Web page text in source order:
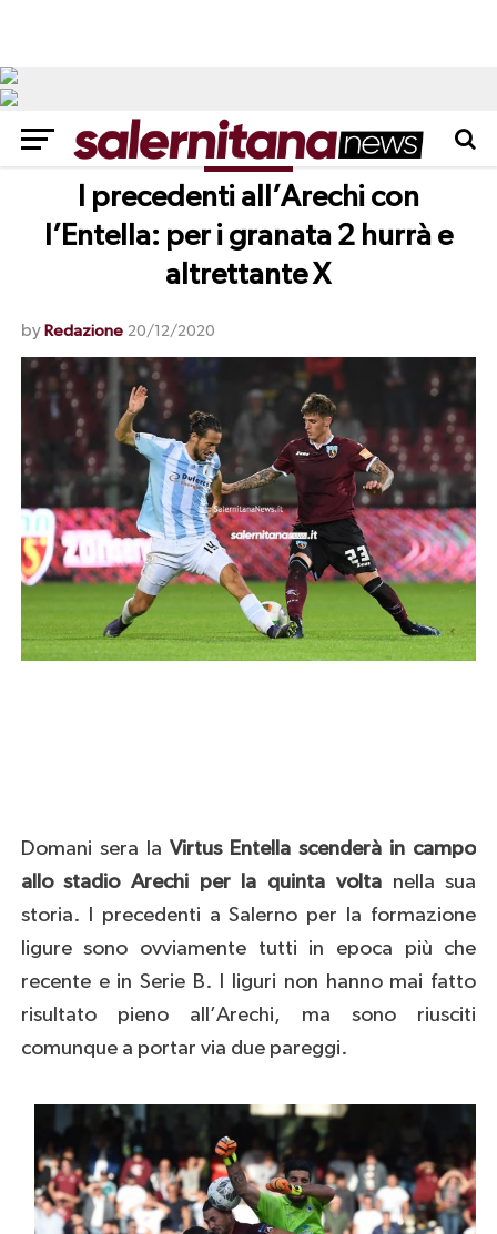
NEWS
I precedenti all’Arechi con
l’Entella: per i granata 2 hurrà e
altrettante X
by Redazione 20/12/2020
Domani sera la Virtus Entella scenderà in campo
allo stadio Arechi per la quinta voltanella sua
storia. I precedenti a Salerno per la formazione
ligure sono ovviamente tutti in epoca più che
recente e in Serie B. I liguri non hanno mai fatto
risultato pieno all’Arechi, ma sono riusciti
comunque a portar via due pareggi.